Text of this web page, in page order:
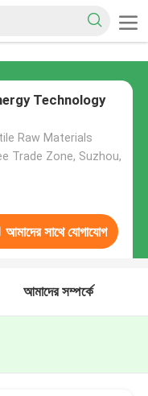
Technology
Raw Materials
Trade Zone, Suzhou,
আমাদের সাথে যোগাযোগ
আমাদের সম্পর্কে